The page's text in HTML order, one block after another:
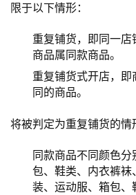
限于以下情形：
重复铺货，即同一
商品属同款商品。
重复铺货式开店，
同的商品。
将被判定为重复铺货的情
同款商品不同颜色
包、鞋类、内衣裤
装、运动服、箱包、